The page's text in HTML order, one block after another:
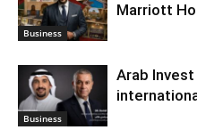
Business
Marriott
Business
Arab